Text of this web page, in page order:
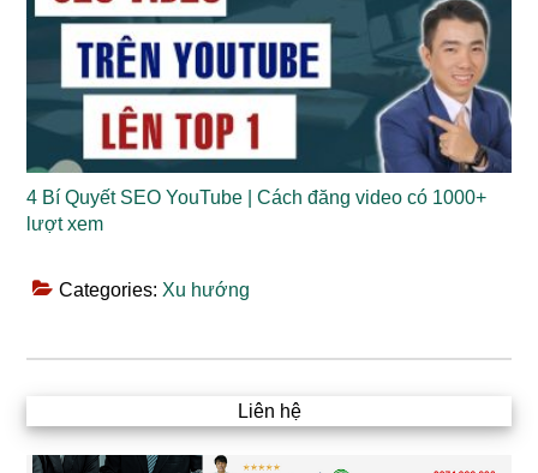
4 Bí Quyết SEO YouTube | Cách đăng video có 1000+
lượt xem
Categories: Xu hướng
Liên hệ